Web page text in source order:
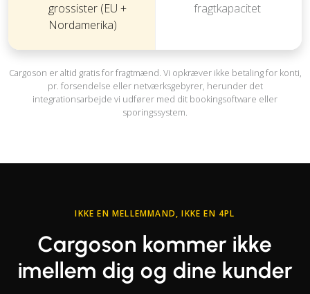
grossister (EU +
Nordamerika)
fragtkapacitet
Cargoson er altid gratis for fragtmænd. Vi opkræver ikke betaling for konti,
pr. forsendelse eller netværksgebyrer, herunder det
integrationsarbejde vi udfører med dit bookingsoftware eller
sporingssystem.
IKKE EN MELLEMMAND, IKKE EN 4PL
Cargoson kommer ikke
imellem dig og dine kunder